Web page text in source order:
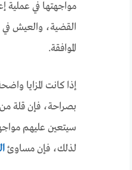
مواجهتها في عملية
القضية، والعيش في
الموافقة.
إذا كانت المزايا
بصراحة، فإن قلة
سيتعين عليهم
لذلك، فإن مساوئ